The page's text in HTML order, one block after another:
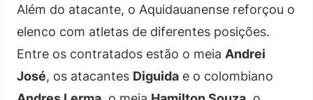
Além do atacante, o Aquidauanense reforçou o
elenco com atletas de diferentes posições.
Entre os contratados estão o meia Andrei
José, os atacantes Diguida e o colombiano